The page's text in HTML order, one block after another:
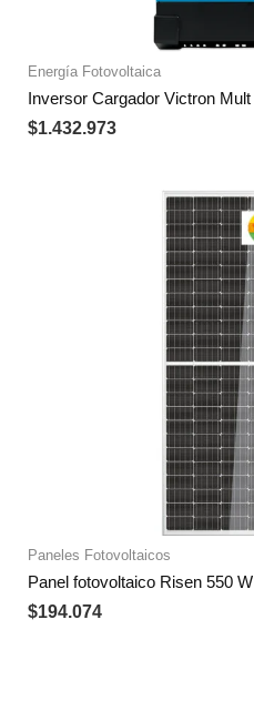
Energía Fotovoltaica
Inversor Cargador Victron Mult
$1.432.973
Paneles Fotovoltaicos
Panel fotovoltaico Risen 550 W
$194.074